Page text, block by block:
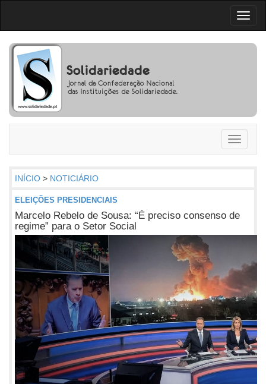
Toggle
INÍCIO > NOTICIÁRIO
ELEIÇÕES PRESIDENCIAIS
Marcelo Rebelo de Sousa: “É preciso consenso de
regime” para o Setor Social